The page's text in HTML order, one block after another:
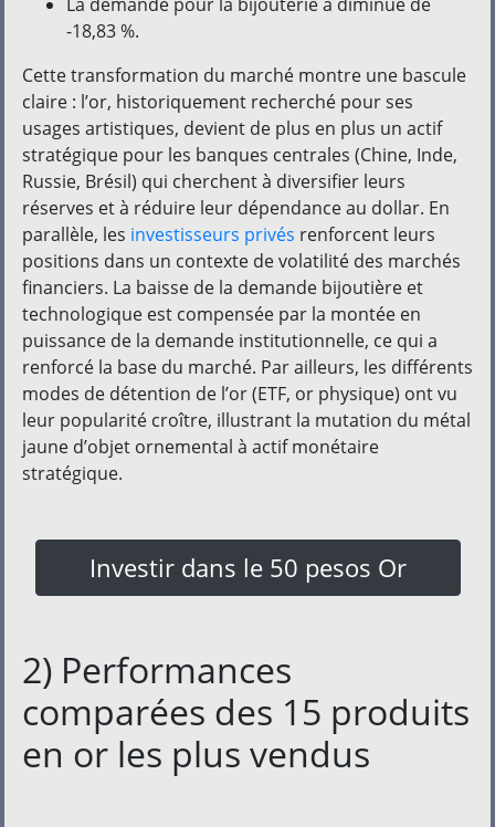
-18,83 %.
Cette transformation du marché montre une bascule
claire : l’or, historiquement recherché pour ses
usages artistiques, devient de plus en plus un actif
stratégique pour les banques centrales (Chine, Inde,
Russie, Brésil) qui cherchent à diversifier leurs
réserves et à réduire leur dépendance au dollar. En
parallèle, les investisseurs privés renforcent leurs
positions dans un contexte de volatilité des marchés
financiers. La baisse de la demande bijoutière et
technologique est compensée par la montée en
puissance de la demande institutionnelle, ce qui a
renforcé la base du marché. Par ailleurs, les différents
modes de détention de l’or (ETF, or physique) ont vu
leur popularité croître, illustrant la mutation du métal
jaune d’objet ornemental à actif monétaire
stratégique.
Investir dans le 50 pesos Or
2) Performances
comparées des 15 produits
en or les plus vendus